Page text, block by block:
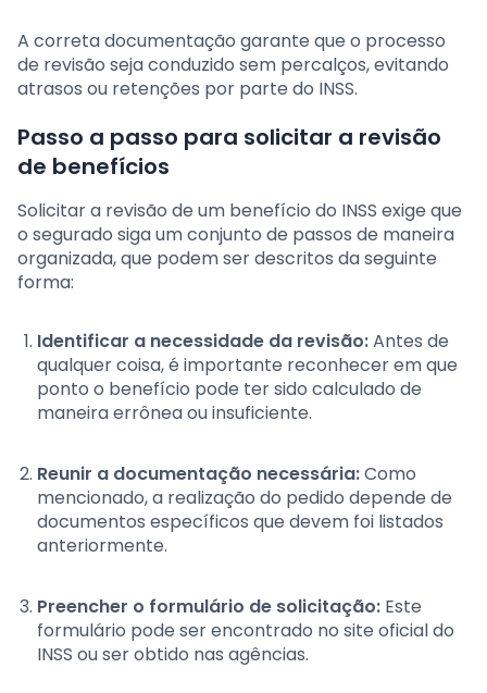
A correta documentação garante que o processo
de revisão seja conduzido sem percalços, evitando
atrasos ou retenções por parte do INSS.
Passo a passo para solicitar a revisão
de benefícios
Solicitar a revisão de um benefício do INSS exige que
o segurado siga um conjunto de passos de maneira
organizada, que podem ser descritos da seguinte
forma:
Identificar a necessidade da revisão:Antes de
qualquer coisa, é importante reconhecer em que
ponto o benefício pode ter sido calculado de
maneira errônea ou insuficiente.
Reunir a documentação necessária:Como
mencionado, a realização do pedido depende de
documentos específicos que devem foi listados
anteriormente.
Preencher o formulário de solicitação: Este
formulário pode ser encontrado no site oficial do
INSS ou ser obtido nas agências.